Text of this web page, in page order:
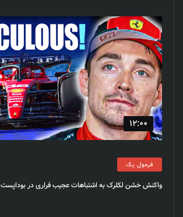
12:00
فرمول یک
واکنش خشن لکلرک به اشتباهات عجیب فراری در بوداپست